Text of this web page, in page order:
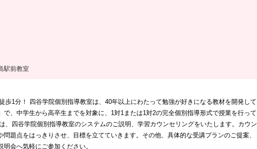
前教室
歩1分！ 四谷学院個別指導教室は、40年以上にわたって勉強が好きになる教材を開発して
、中学生から高卒生までを対象に、1対1または1対2の完全個別指導形式で授業を行って
、四谷学院個別指導教室のシステムのご説明、学習カウンセリングをいたします。カウン
題点をはっきりさせ、目標を立てていきます。その他、具体的な受講プランのご提案、
会へ気軽にご参加ください。